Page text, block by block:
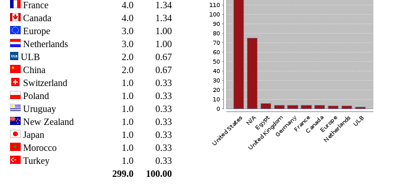
France
4.0
1.34
Canada
4.0
1.34
Europe
3.0
1.00
Netherlands
3.0
1.00
ULB
2.0
0.67
China
2.0
0.67
Switzerland
1.0
0.33
Poland
1.0
0.33
Uruguay
1.0
0.33
New Zealand
1.0
0.33
Japan
1.0
0.33
Morocco
1.0
0.33
Turkey
1.0
0.33
299.0
100.00